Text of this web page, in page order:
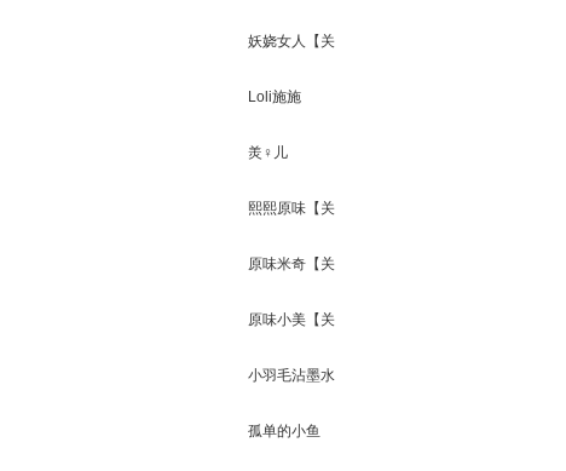
妖娆女人【关
闭】
Loli施施
羙♀儿
熙熙原味【关
闭】
原味米奇【关
闭】
原味小美【关
闭】
小羽毛沾墨水
孤单的小鱼